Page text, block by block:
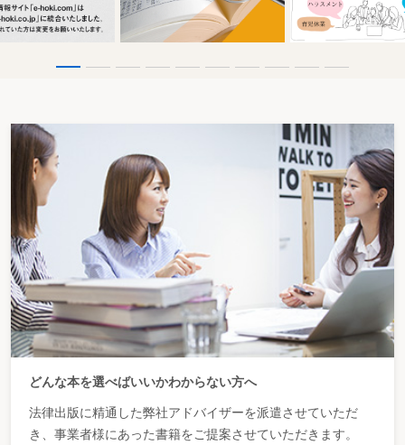
どんな本を選べばいいかわからない方へ
法律出版に精通した弊社アドバイザーを派遣させていただ
き、事業者様にあった書籍をご提案させていただきます。